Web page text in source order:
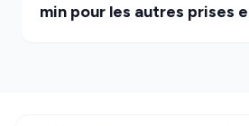
min pour les autres prises